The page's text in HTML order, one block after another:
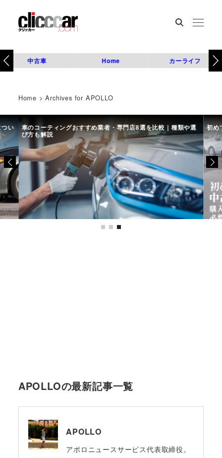
中古車 Home カーライフ
Home >Archives for APOLLO
い 車のコーティングおすすめ業者・専門店8選を比較｜種類や選
び方も解説
初め
APOLLOの最新記事一覧
APOLLO
アポロニュースサービス代表取締役。